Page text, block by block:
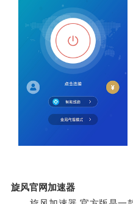
旋风官网加速器